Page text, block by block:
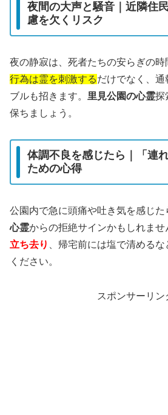
夜間の大声と騒音｜近隣住
慮を欠くリスク
夜の静寂は、死者たちの安らぎの時
行為は霊を刺激するだけでなく、通
ブルも招きます。 里見公園の心霊探
保ちましょう。
体調不良を感じたら｜「連
ための心得
公園内で急に頭痛や吐き気を感じた
心霊からの拒絶サインかもしれませ
立ち去り
、帰宅前には塩で清める
ください。
スポンサーリン